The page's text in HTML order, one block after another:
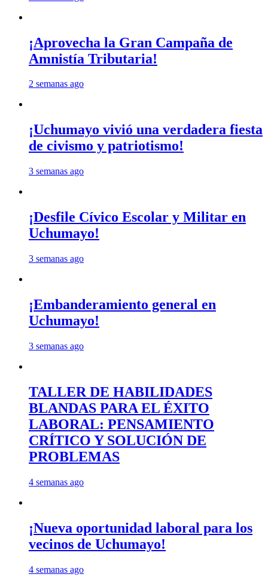
¡Aprovecha la Gran Campaña de
Amnistía Tributaria!
2 semanas ago
¡Uchumayo vivió una verdadera fiesta
de civismo y patriotismo!
3 semanas ago
¡Desfile Cívico Escolar y Militar en
Uchumayo!
3 semanas ago
¡Embanderamiento general en
Uchumayo!
3 semanas ago
TALLER DE HABILIDADES
BLANDAS PARA EL ÉXITO
LABORAL: PENSAMIENTO
CRÍTICO Y SOLUCIÓN DE
PROBLEMAS
4 semanas ago
¡Nueva oportunidad laboral para los
vecinos de Uchumayo!
4 semanas ago